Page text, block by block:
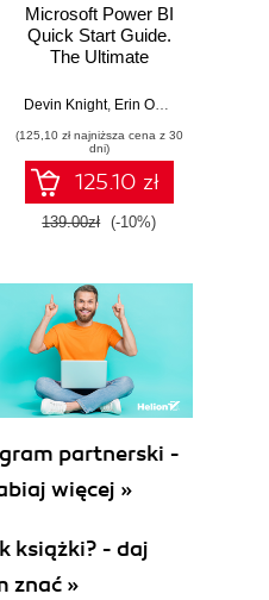
Microsoft Power BI
Quick Start Guide.
The Ultimate
to Power BI, Data
Tools, and
Microsoft Fabric -
Fourth Edition
Devin Knight, Erin Ostrowsky
(125,10 zł najniższa cena z 30
dni)
125.10 zł
139.00zł (-10%)
partnerski -
więcej »
książki? - daj
znać »